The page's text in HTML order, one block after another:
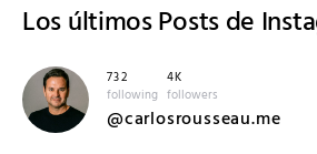
Los últimosPosts de
732
following
4K
followers
@carlosrousseau.me